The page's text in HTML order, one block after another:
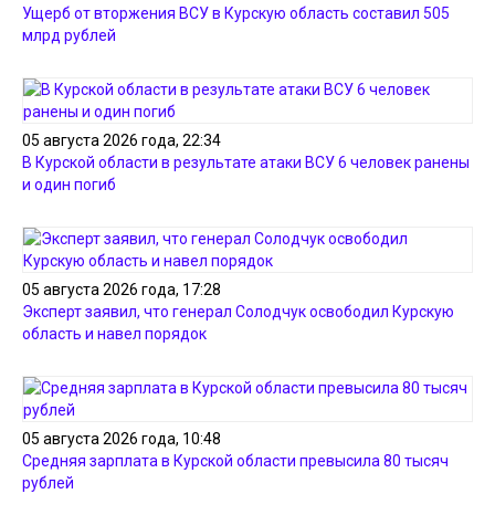
Ущерб от вторжения ВСУ в Курскую область составил 505
млрд рублей
05 августа 2026 года, 22:34
В Курской области в результате атаки ВСУ 6 человек ранены
и один погиб
05 августа 2026 года, 17:28
Эксперт заявил, что генерал Солодчук освободил Курскую
область и навел порядок
05 августа 2026 года, 10:48
Средняя зарплата в Курской области превысила 80 тысяч
рублей